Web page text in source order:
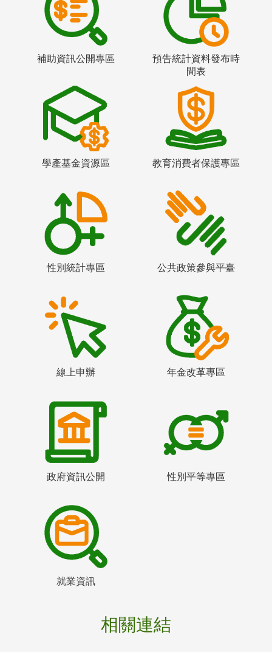
補助資訊公開專區
預告統計資料發布時
間表
學產基金資源區 教育消費者保護專區
性別統計專區 公共政策參與平臺
線上申辦 年金改革專區
政府資訊公開 性別平等專區
就業資訊
相關連結